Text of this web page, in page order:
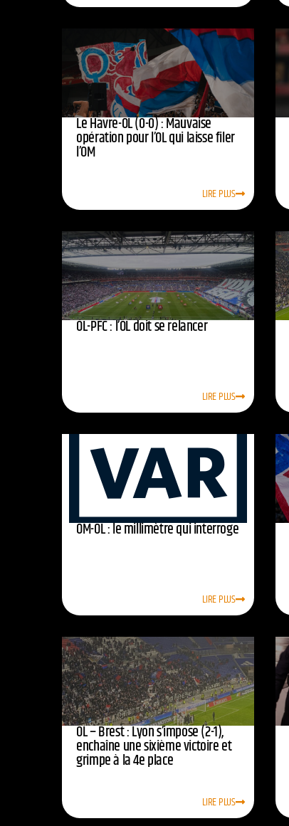
Le Havre-OL (0-0) : Mauvaise
opération pour l’OL qui laisse filer
l’OM
LIRE PLUS
OL-PFC : l’OL doit se relancer
LIRE PLUS
OM-OL : le millimètre qui interroge
LIRE PLUS
OL – Brest : Lyon s’impose (2-1),
enchaîne une sixième victoire et
grimpe à la 4e place
LIRE PLUS